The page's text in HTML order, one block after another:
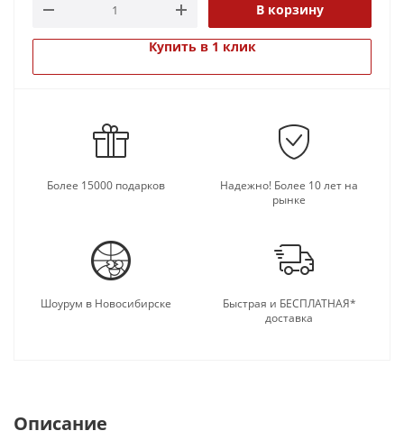
В корзину
Купить в 1 клик
Более 15000 подарков
Надежно! Более 10 лет на
рынке
Шоурум в Новосибирске
Быстрая и БЕСПЛАТНАЯ*
доставка
Описание